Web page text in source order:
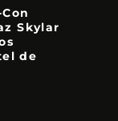
Skylar
de